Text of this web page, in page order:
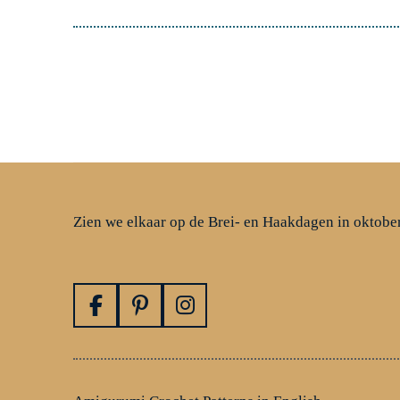
Zien we elkaar op de Brei- en Haakdagen in
F
c
P
n
I
s